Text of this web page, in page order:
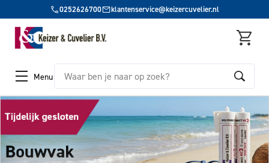
0252626700 klantenservice@keizercuvelier.nl
Menu Zoeken